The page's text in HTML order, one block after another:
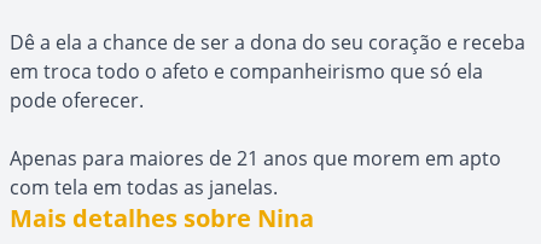
Dê a ela a chance de ser a dona do seu coração e receba
em troca todo o afeto e companheirismo que só ela
pode oferecer.
Apenas para maiores de 21 anos que morem em apto
com tela em todas as janelas.
Mais detalhes sobre Nina